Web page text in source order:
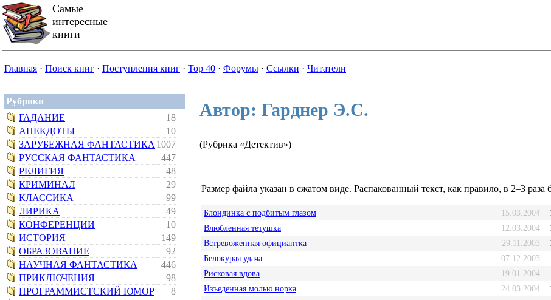
Самые
интересные
книги
Главная · Поиск книг · Поступления книг · Top 40 · Форумы · Ссылки · Читатели
Рубрики
ГАДАНИЕ
18
АНЕКДОТЫ
10
ЗАРУБЕЖНАЯ ФАНТАСТИКА 1007
РУССКАЯ ФАНТАСТИКА
447
РЕЛИГИЯ
48
КРИМИНАЛ
29
КЛАССИКА
99
ЛИРИКА
49
КОНФЕРЕНЦИИ
10
ИСТОРИЯ
149
ОБРАЗОВАНИЕ
92
НАУЧНАЯ ФАНТАСТИКА
446
ПРИКЛЮЧЕНИЯ
98
ПРОГРАММИСТСКИЙ ЮМОР
8
Автор: Гарднер Э.С.
(Рубрика «Детектив»)
Размер файла указан в сжатом виде. Распакованный текст, как правило, в 2–3 раза
Блондинка с подбитым глазом 15.03.2004
Влюбленная тетушка
12.03.2004
Встревоженная официантка
29.11.2003
Белокурая удача
07.12.2003
Рисковая вдова
19.01.2004
Изъеденная молью норка
24.03.2004